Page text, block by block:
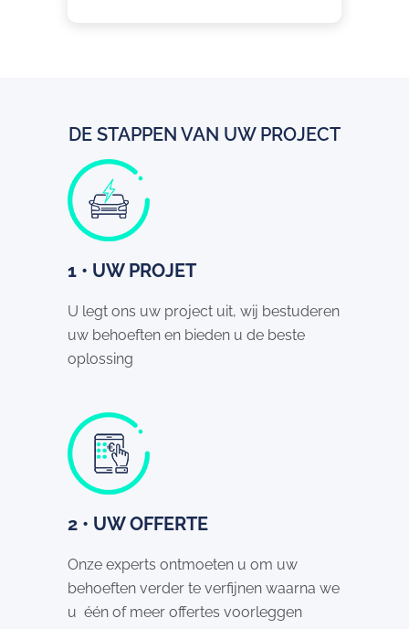
DE STAPPEN VAN UW PROJECT
1 • UW PROJET
U legt ons uw project uit, wij bestuderen
uw behoeften en bieden u de beste
oplossing
2 • UW OFFERTE
Onze experts ontmoeten u om uw
behoeften verder te verfijnen waarna we
u één of meer offertes voorleggen